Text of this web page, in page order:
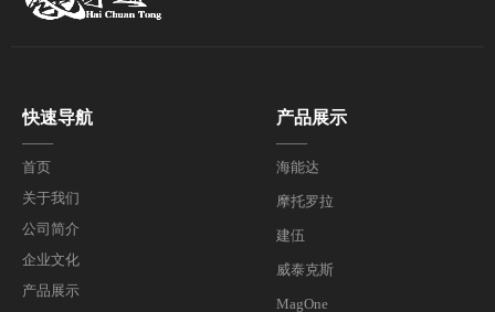
快速导航
——
首页
关于我们
公司简介
企业文化
产品展示
海能达
摩托罗拉
建伍
威泰克斯
MagOne
产品展示
——